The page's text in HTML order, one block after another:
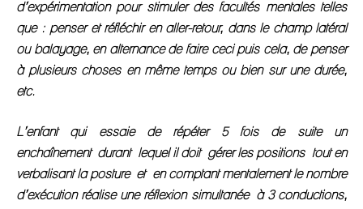
d’expérimentation pour stimuler des facultés mentales telles
que : penser et réfléchir en aller-retour, dans le champ latéral
ou balayage, en alternance de faire ceci puis cela, de penser
à plusieurs choses en même temps ou bien sur une durée,
etc.
L’enfant qui essaie de répéter 5 fois de suite un
enchaînement durant lequel il doit gérer les positions tout en
verbalisant la posture et en comptant mentalement le nombre
d’exécution réalise une réflexion simultanée à 3 conductions,